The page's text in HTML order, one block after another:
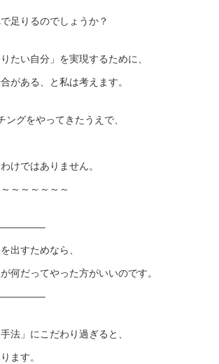
足りるのでしょうか？
たい自分」を実現するために、
がある、と私は考えます。
ングをやってきたうえで、
けではありません。
～～～～～～
出すためなら、
何だってやった方がいいのです。
法」にこだわり過ぎると、
ます。